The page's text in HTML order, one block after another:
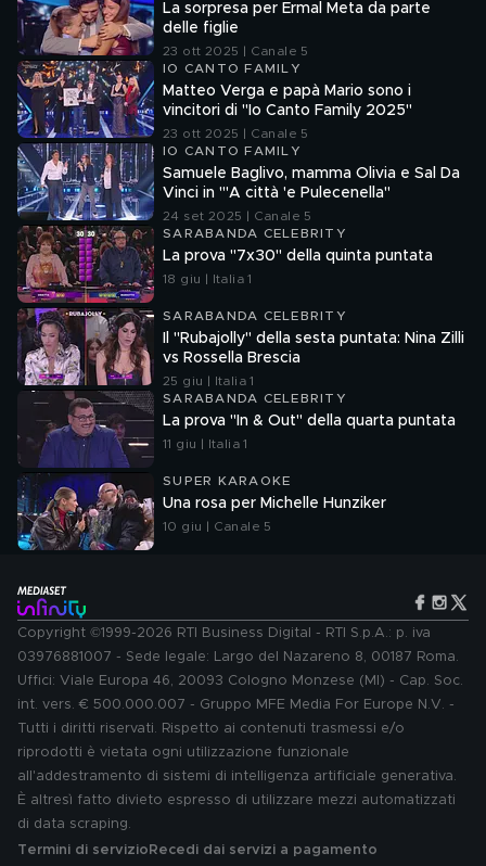
La sorpresa per Ermal Meta da parte
delle figlie
23 ott 2025 | Canale 5
IO CANTO FAMILY
Matteo Verga e papà Mario sono i
vincitori di "Io Canto Family 2025"
23 ott 2025 | Canale 5
IO CANTO FAMILY
Samuele Baglivo, mamma Olivia e Sal Da
Vinci in "'A città 'e Pulecenella"
24 set 2025 | Canale 5
SARABANDA CELEBRITY
La prova "7x30" della quinta puntata
18 giu | Italia 1
SARABANDA CELEBRITY
Il "Rubajolly" della sesta puntata: Nina Zilli
vs Rossella Brescia
25 giu | Italia 1
SARABANDA CELEBRITY
La prova "In & Out" della quarta puntata
11 giu | Italia 1
SUPER KARAOKE
Una rosa per Michelle Hunziker
10 giu | Canale 5
Copyright ©1999-2026 RTI Business Digital - RTI S.p.A.: p. iva
03976881007 - Sede legale: Largo del Nazareno 8, 00187 Roma.
Uffici: Viale Europa 46, 20093 Cologno Monzese (MI) - Cap. Soc.
int. vers. € 500.000.007 - Gruppo MFE Media For Europe N.V. -
Tutti i diritti riservati. Rispetto ai contenuti trasmessi e/o
riprodotti è vietata ogni utilizzazione funzionale
all'addestramento di sistemi di intelligenza artificiale generativa.
È altresì fatto divieto espresso di utilizzare mezzi automatizzati
di data scraping.
Termini di servizio Recedi dai servizi a pagamento